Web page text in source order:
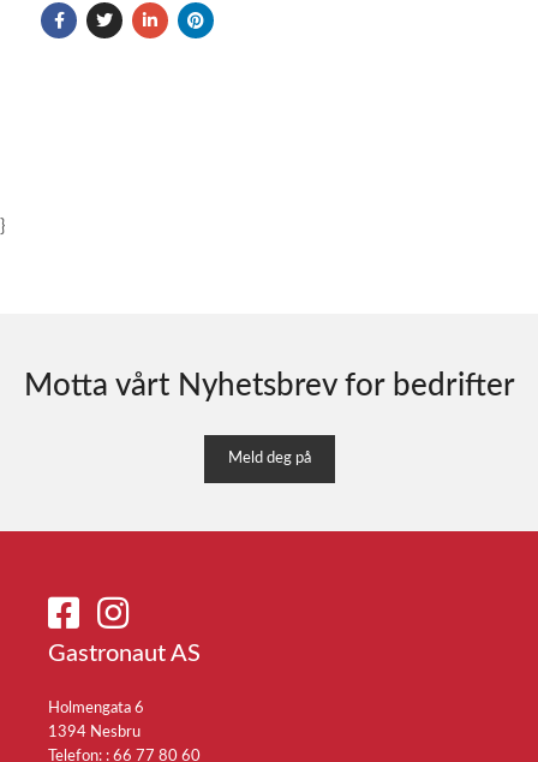
}
Motta vårt Nyhetsbrev for bedrifter
Meld deg på
Gastronaut AS
Holmengata 6
1394 Nesbru
Telefon: : 66 77 80 60